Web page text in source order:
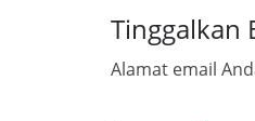
Tinggalkan
Alamat email